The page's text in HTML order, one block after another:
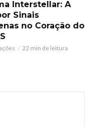
Interstellar: A
Sinais
no Coração do
22 min de leitura